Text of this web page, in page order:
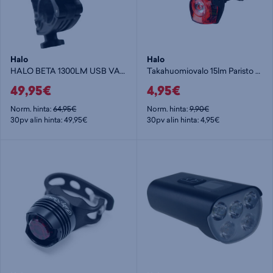
Halo
HALO BETA 1300LM USB VALAISIN - pyörävalo
49,95€
Norm. hinta:64,95€
30pv alin hinta: 49,95€
Halo
Takahuomiovalo 15lm Paristo - pyörävalo
4,95€
Norm. hinta:9,90€
30pv alin hinta: 4,95€